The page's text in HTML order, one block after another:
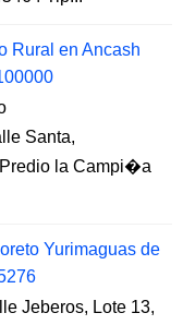
Rural en Ancash
Santa,
Predio la Campi�a
Yurimaguas de
Jeberos, Lote 13,